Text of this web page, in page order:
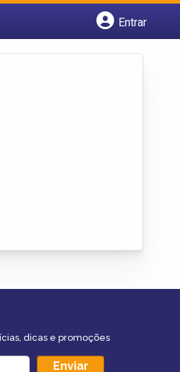
Entrar
dicas e promoções